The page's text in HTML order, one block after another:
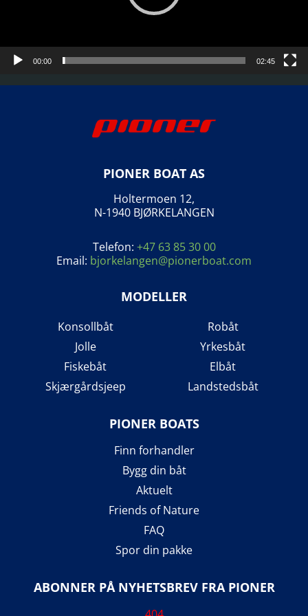
00:00 02:45
PIONER BOAT AS
Holtermoen 12,
N-1940 BJØRKELANGEN
Telefon: +47 63 85 30 00
Email: bjorkelangen@pionerboat.com
MODELLER
Konsollbåt
Jolle
Fiskebåt
Skjærgårdsjeep
Robåt
Yrkesbåt
Elbåt
Landstedsbåt
PIONER BOATS
Finn forhandler
Bygg din båt
Aktuelt
Friends of Nature
FAQ
Spor din pakke
ABONNER PÅ NYHETSBREV FRA PIONER